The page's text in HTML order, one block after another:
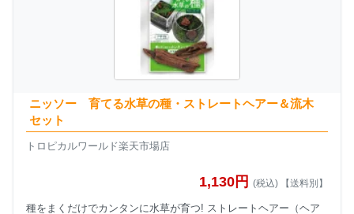
ニッソー 育てる水草の種・ストレートヘアー＆流木
セット
トロピカルワールド楽天市場店
1,130円 (税込) 【送料別】
種をまくだけでカンタンに水草が育つ! ストレートヘアー（ヘア